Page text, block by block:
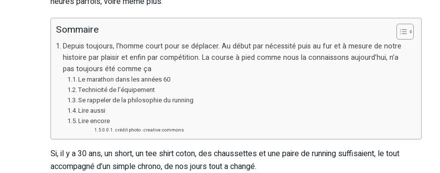
Sommaire
Depuis toujours, l’homme court pour se déplacer. Au début par nécessité puis au fur et à mesure de notre
histoire par plaisir et enfin par compétition. La course à pied comme nous la connaissons aujourd’hui, n’a
pas toujours été comme ça
Le marathon dans les années 60
Technicité de l’équipement
Se rappeler de la philosophie du running
Lire aussi
Lire encore
crédit photo : creative commons
Si, il y a 30 ans, un short, un tee shirt coton, des chaussettes et une paire de running suffisaient, le tout
accompagné d’un simple chrono, de nos jours tout a changé.